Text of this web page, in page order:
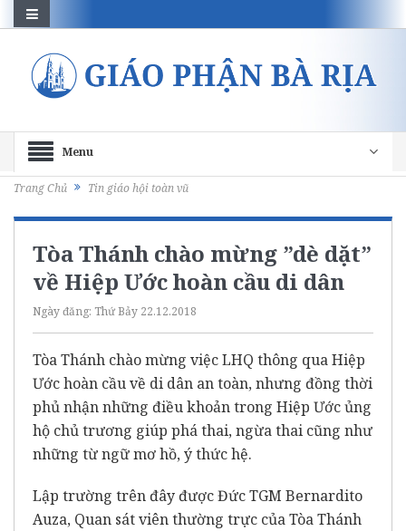
Menu
Trang Chủ Tin giáo hội toàn vũ
Tòa Thánh chào mừng ”dè dặt”
về Hiệp Ước hoàn cầu di dân
Ngày đăng: Thứ Bảy 22.12.2018
Tòa Thánh chào mừng việc LHQ thông qua Hiệp
Ước hoàn cầu về di dân an toàn, nhưng đồng thời
phủ nhận những điều khoản trong Hiệp Ước ủng
hộ chủ trương giúp phá thai, ngừa thai cũng như
những từ ngữ mơ hồ, ý thức hệ.
Lập trường trên đây được Đức TGM Bernardito
Auza, Quan sát viên thường trực của Tòa Thánh